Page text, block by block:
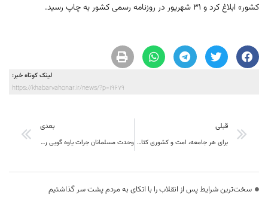
کشور» ابلاغ کرد و 31 شهریور در روزنامه رسمی کشور به چاپ رسید.
لینک کوتاه خبر:
https://khabarvahonar.ir/news/?p=19679
قبلی
برای هر جامعه، امت و کشوری کتاب شناسنامه است
بعدی
وحدت مسلمانان جرات یاوه گویی را از دشمنان می گیرد
سخت‌ترین شرایط پس از انقلاب را با اتکای به مردم پشت سر گذاشتیم